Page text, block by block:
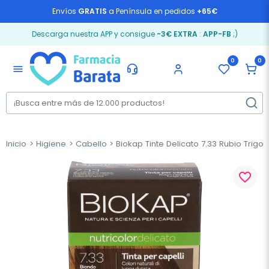
Envíos GRATIS a Península en pedidos +65€
Descarga nuestra APP y consigue -3€ EXTRA: APP-FB ;)
menu
0 0
Inicio Higiene Cabello Biokap Tinte Delicato 7.33 Rubio Trigo
favorite_border